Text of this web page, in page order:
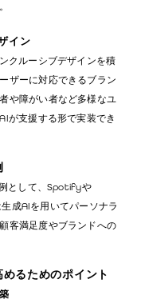
イン
クルーシブデザインを積
ザーに対応できるブラン
や障がい者など多様なユ
が支援する形で実装でき
として、Spotifyや
成AIを用いてパーソナラ
客満足度やブランドへの
るためのポイント